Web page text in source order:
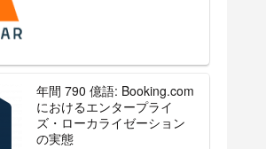
年間 790 億語: Booking.com
におけるエンタープライ
ズ・ローカライゼーション
の実態